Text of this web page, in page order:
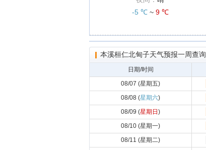
-5 ℃~ 9 ℃
本溪桓仁北甸子天气预报一周查询
日期/时间
08/07 (星期五)
08/08 (星期六)
08/09 (星期日 )
08/10 (星期一)
08/11 (星期二)